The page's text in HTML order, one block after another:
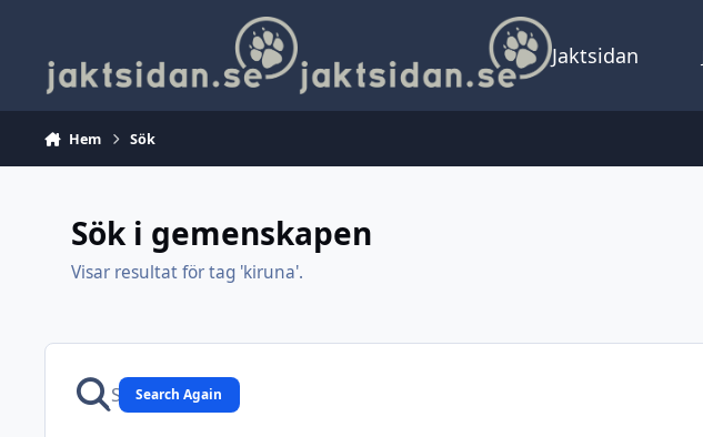
Jaktsidan
Hem Sök
Sök i gemenskapen
Visar resultat för tag 'kiruna'.
Search Again